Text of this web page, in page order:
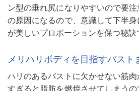
ン型の垂れ尻になりやすいので要
の原因になるので、意識して下半
が美しいプロポーションを保つ秘訣
メリハリボディを目指すバスト
ハリのあるバストに欠かせない筋肉
すぎると脂肪を燃焼させてしまう